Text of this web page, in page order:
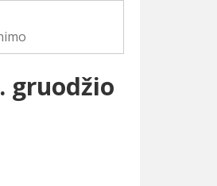
gruodžio